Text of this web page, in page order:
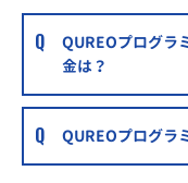
QUREOプログラ
金は？
QUREOプログラ